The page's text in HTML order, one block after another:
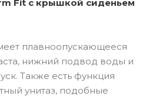
Fit с крышкой сиденьем
плавноопускающееся
нижний подвод воды и
Также есть функция
унитаз, подобные